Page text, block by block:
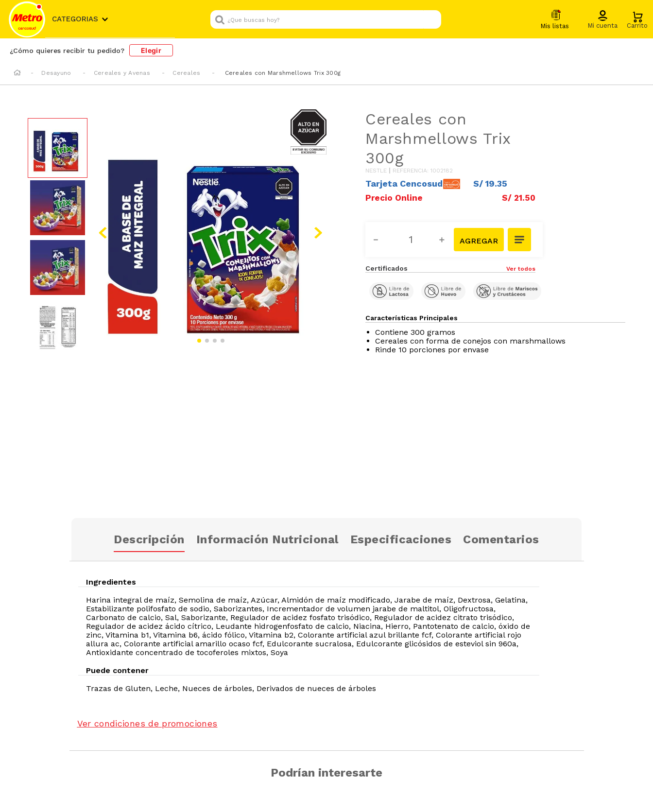
CATEGORIAS
¿Que buscas hoy?
¿Cómo quieres recibir tu pedido? Elegir
Desayuno Cereales y Avenas Cereales Cereales con Marshmellows Trix 300g
AZUCAR
Cereales con
Marshmellows Trix
300g
NESTLE REFERENCIA: 1002182
Tarjeta Cencosud S/ 19.35
S/ 21.50
＋
－
Certificados Ver todos
Características Principales
Contiene 300 gramos
Cereales con forma de conejos con marshmallows
Rinde 10 porciones por envase
Descripción Información Nutricional Especificaciones Comentarios
Ingredientes
Harina integral de maíz, Semolina de maíz, Azúcar, Almidón de maíz modificado, Jarabe de maíz, Dextrosa, Gelatina,
Estabilizante polifosfato de sodio, Saborizantes, Incrementador de volumen jarabe de maltitol, Oligofructosa,
Carbonato de calcio, Sal, Saborizante, Regulador de acidez fosfato trisódico, Regulador de acidez citrato trisódico,
Regulador de acidez ácido cítrico, Leudante hidrogenfosfato de calcio, Niacina, Hierro, Pantotenato de calcio, óxido de
zinc, Vitamina b1, Vitamina b6, ácido fólico, Vitamina b2, Colorante artificial azul brillante fcf, Colorante artificial rojo
allura ac, Colorante artificial amarillo ocaso fcf, Edulcorante sucralosa, Edulcorante glicósidos de esteviol sin 960a,
Antioxidante concentrado de tocoferoles mixtos, Soya
Puede contener
Trazas de Gluten, Leche, Nueces de árboles, Derivados de nueces de árboles
Ver condiciones de promociones
Podrían interesarte